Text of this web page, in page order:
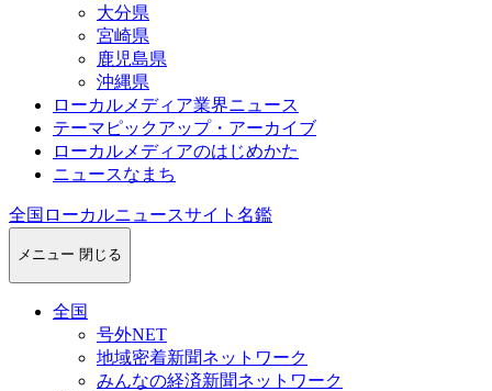
大分県
宮崎県
鹿児島県
沖縄県
ローカルメディア業界ニュース
テーマピックアップ・アーカイブ
ローカルメディアのはじめかた
ニュースなまち
全国ローカルニュースサイト名鑑
メニュー 閉じる
全国
号外NET
地域密着新聞ネットワーク
みんなの経済新聞ネットワーク